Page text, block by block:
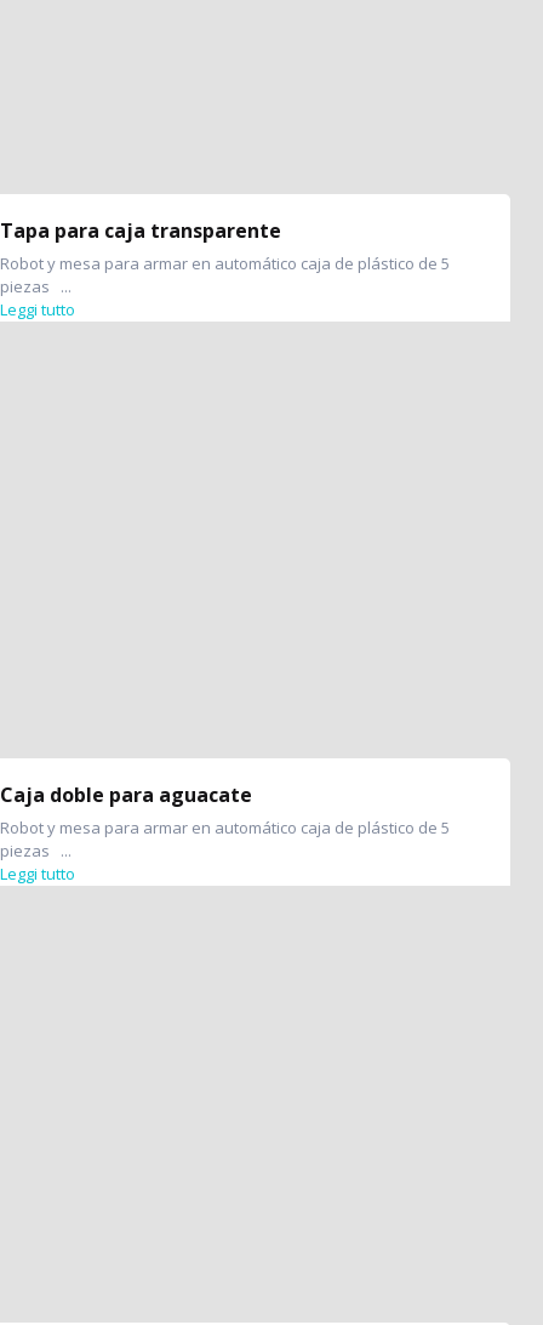
Tapa para caja transparente
Robot y mesa para armar en automático caja de plástico de 5
piezas ...
Leggi tutto
Caja doble para aguacate
Robot y mesa para armar en automático caja de plástico de 5
piezas ...
Leggi tutto